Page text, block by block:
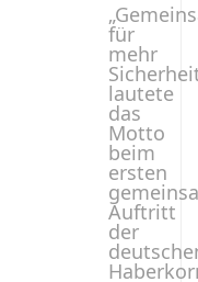
für
mehr
lautete
das
Motto
beim
ersten
Auftritt
der